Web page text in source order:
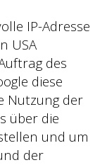
IP-Adresse
USA
des
diese
Nutzung der
über die
und um
der